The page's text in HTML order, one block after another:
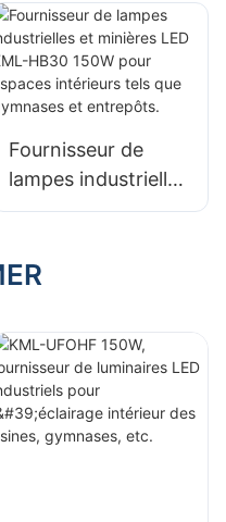
pour l'éclairage
intérieur d'usines,
d'entrepôts, etc.
Fournisseur de
lampes industrielles
et minières LED
pour espaces
gymnases et
entrepôts.